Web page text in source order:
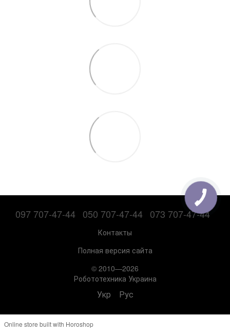
097 707-47-44 050 707-47-44 073 707-47-44
Контакты
Полная версия сайта
© 2010—2026
Робототехника Украина
Укр Рус
Online store built with Horoshop